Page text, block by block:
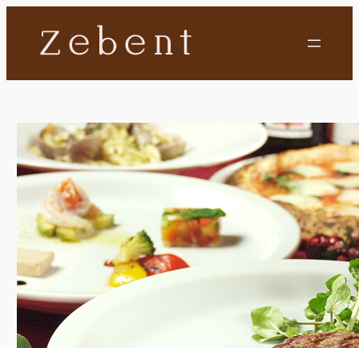
ス
ッ